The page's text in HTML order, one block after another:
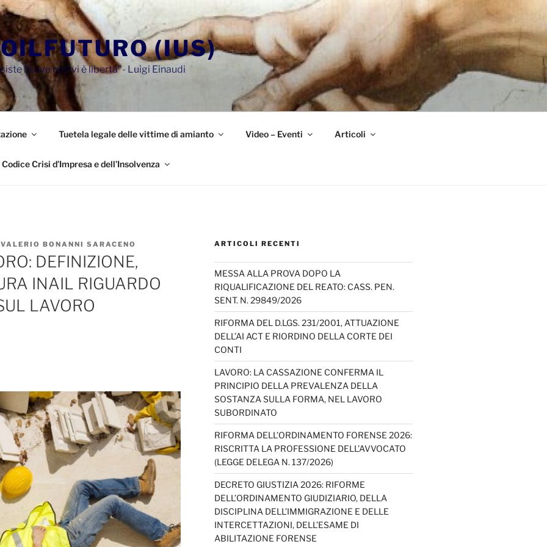
(IUS)
là ove non vi è libertà"- Luigi Einaudi
Tuetela legale delle vittime di amianto Video – Eventi Articoli
Codice Crisi d’Impresa e dell’Insolvenza
BONANNI SARACENO
DEFINIZIONE,
INAIL RIGUARDO
LAVORO
ARTICOLI RECENTI
MESSA ALLA PROVA DOPO LA
RIQUALIFICAZIONE DEL REATO: CASS. PEN.
SENT. N. 29849/2026
RIFORMA DEL D.LGS. 231/2001, ATTUAZIONE
DELL’AI ACT E RIORDINO DELLA CORTE DEI
CONTI
LAVORO: LA CASSAZIONE CONFERMA IL
PRINCIPIO DELLA PREVALENZA DELLA
SOSTANZA SULLA FORMA, NEL LAVORO
SUBORDINATO
RIFORMA DELL’ORDINAMENTO FORENSE 2026:
RISCRITTA LA PROFESSIONE DELL’AVVOCATO
(LEGGE DELEGA N. 137/2026)
DECRETO GIUSTIZIA 2026: RIFORME
DELL’ORDINAMENTO GIUDIZIARIO, DELLA
DISCIPLINA DELL’IMMIGRAZIONE E DELLE
INTERCETTAZIONI, DELL’ESAME DI
ABILITAZIONE FORENSE